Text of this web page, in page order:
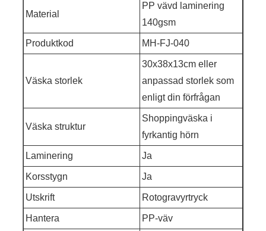
Material
PP vävd laminering
140gsm
Produktkod MH-FJ-040
Väska storlek
30x38x13cm eller
anpassad storlek som
enligt din förfrågan
Väska struktur
Shoppingväska i
fyrkantig hörn
Laminering Ja
Korsstygn Ja
Utskrift Rotogravyrtryck
Hantera PP-väv